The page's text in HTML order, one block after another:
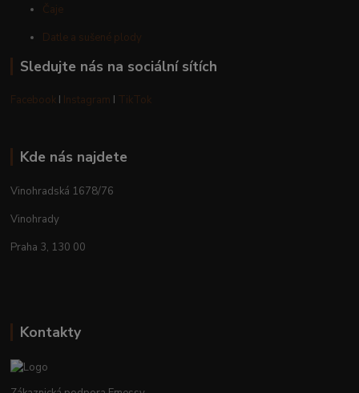
Čaje
Datle a sušené plody
Sledujte nás na sociální sítích
Facebook I Instagram I TikTok
Kde nás najdete
Vinohradská 1678/76
Vinohrady
Praha 3, 130 00
Kontakty